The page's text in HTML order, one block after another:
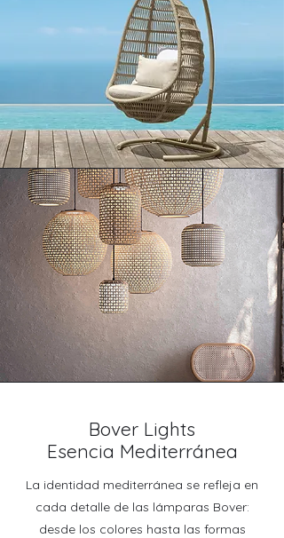
Bover Lights
Esencia Mediterránea
La identidad mediterránea se refleja en
cada detalle de las lámparas Bover:
desde los colores hasta las formas